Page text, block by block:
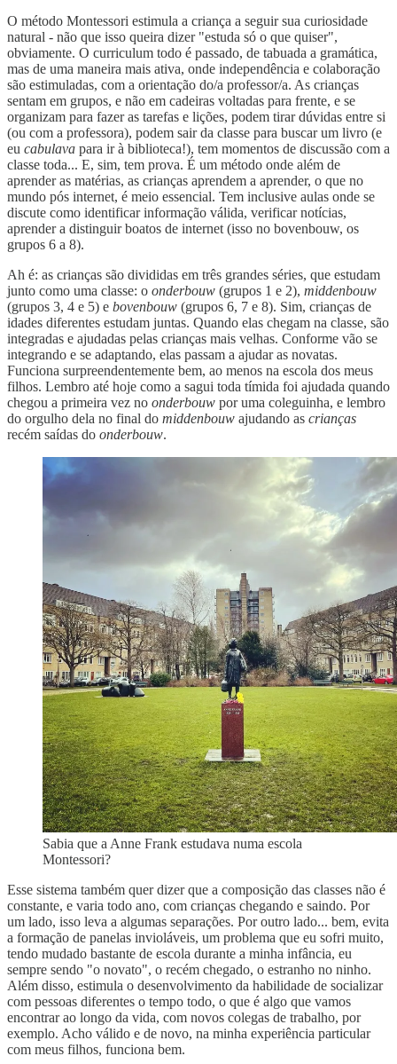
O método Montessori estimula a criança a seguir sua curiosidade
natural - não que isso queira dizer "estuda só o que quiser",
obviamente. O curriculum todo é passado, de tabuada a gramática,
mas de uma maneira mais ativa, onde independência e colaboração
são estimuladas, com a orientação do/a professor/a. As crianças
sentam em grupos, e não em cadeiras voltadas para frente, e se
organizam para fazer as tarefas e lições, podem tirar dúvidas entre si
(ou com a professora), podem sair da classe para buscar um livro (e
eu cabulava para ir à biblioteca!), tem momentos de discussão com a
classe toda... E, sim, tem prova. É um método onde além de
aprender as matérias, as crianças aprendem a aprender, o que no
mundo pós internet, é meio essencial. Tem inclusive aulas onde se
discute como identificar informação válida, verificar notícias,
aprender a distinguir boatos de internet (isso no bovenbouw, os
grupos 6 a 8).
Ah é: as crianças são divididas em três grandes séries, que estudam
junto como uma classe: o onderbouw (grupos 1 e 2), middenbouw
(grupos 3, 4 e 5) e bovenbouw (grupos 6, 7 e 8). Sim, crianças de
idades diferentes estudam juntas. Quando elas chegam na classe, são
integradas e ajudadas pelas crianças mais velhas. Conforme vão se
integrando e se adaptando, elas passam a ajudar as novatas.
Funciona surpreendentemente bem, ao menos na escola dos meus
filhos. Lembro até hoje como a sagui toda tímida foi ajudada quando
chegou a primeira vez no onderbouw por uma coleguinha, e lembro
do orgulho dela no final do middenbouw ajudando as crianças
recém saídas do onderbouw.
Sabia que a Anne Frank estudava numa escola
Montessori?
Esse sistema também quer dizer que a composição das classes não é
constante, e varia todo ano, com crianças chegando e saindo. Por
um lado, isso leva a algumas separações. Por outro lado... bem, evita
a formação de panelas invioláveis, um problema que eu sofri muito,
tendo mudado bastante de escola durante a minha infância, eu
sempre sendo "o novato", o recém chegado, o estranho no ninho.
Além disso, estimula o desenvolvimento da habilidade de socializar
com pessoas diferentes o tempo todo, o que é algo que vamos
encontrar ao longo da vida, com novos colegas de trabalho, por
exemplo. Acho válido e de novo, na minha experiência particular
com meus filhos, funciona bem.